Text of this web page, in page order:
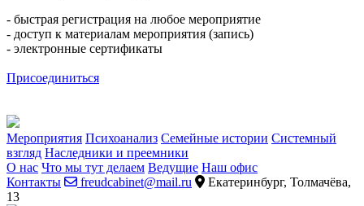
- быстрая регистрация на любое мероприятие
- доступ к материалам мероприятия (запись)
- электронные сертификаты
Присоединиться
Мероприятия Психоанализ Семейные истории Системный
взгляд Наследники и преемники
О нас Что мы тут делаем Ведущие Наш офис
Контакты
freudcabinet@mail.ru
Екатеринбург, Толмачёва,
13